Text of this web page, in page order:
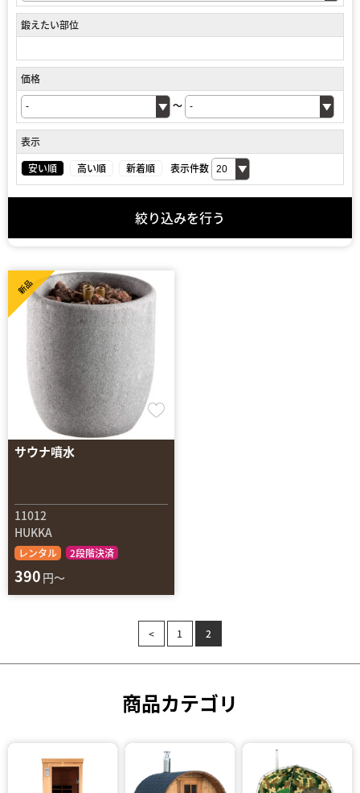
鍛えたい部位
価格
～
表示
安い順
高い順 新着順 表示件数
絞り込みを行う
サウナ噴水
11012
HUKKA
レンタル 2段階決済
新品
390 円～
< 1 2
商品カテゴリ